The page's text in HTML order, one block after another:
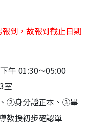
到，故報到截止日期
午 01:30～05:00
室
②身分證正本、③畢
教授初步確認單